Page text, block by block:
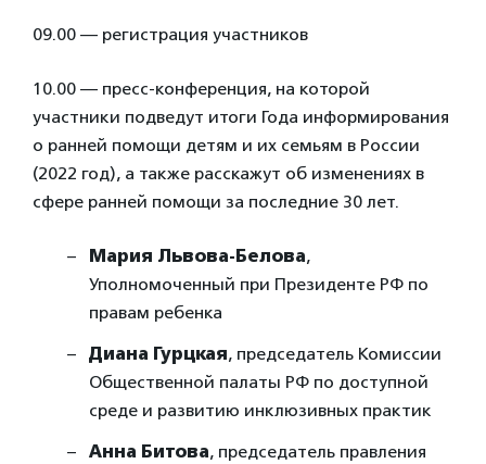
09.00 — регистрация участников
10.00 — пресс-конференция, на которой
участники подведут итоги Года информирования
о ранней помощи детям и их семьям в России
(2022 год), а также расскажут об изменениях в
сфере ранней помощи за последние 30 лет.
Мария Львова-Белова,
Уполномоченный при Президенте РФ по
правам ребенка
Диана Гурцкая, председатель Комиссии
Общественной палаты РФ по доступной
среде и развитию инклюзивных практик
Анна Битова, председатель правления